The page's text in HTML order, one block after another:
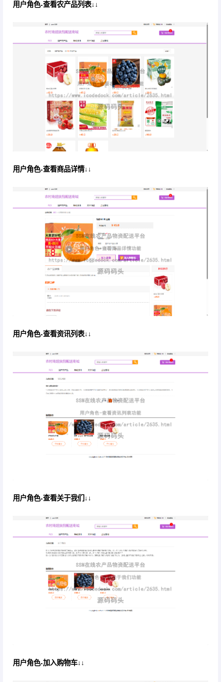
用户角色-查看农产品列表↓↓
用户角色-查看商品详情↓↓
用户角色-查看资讯列表↓↓
用户角色-查看关于我们↓↓
用户角色-加入购物车↓↓